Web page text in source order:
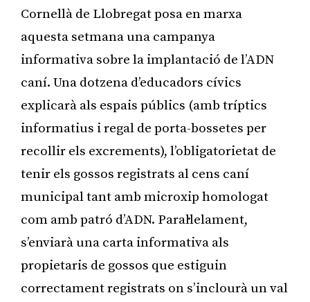
Cornellà de Llobregat posa en marxa
aquesta setmana una campanya
informativa sobre la implantació de l’ADN
caní. Una dotzena d’educadors cívics
explicarà als espais públics (amb tríptics
informatius i regal de porta-bossetes per
recollir els excrements), l’obligatorietat de
tenir els gossos registrats al cens caní
municipal tant amb microxip homologat
com amb patró d’ADN. Paral·lelament,
s’enviarà una carta informativa als
propietaris de gossos que estiguin
correctament registrats on s’inclourà un val